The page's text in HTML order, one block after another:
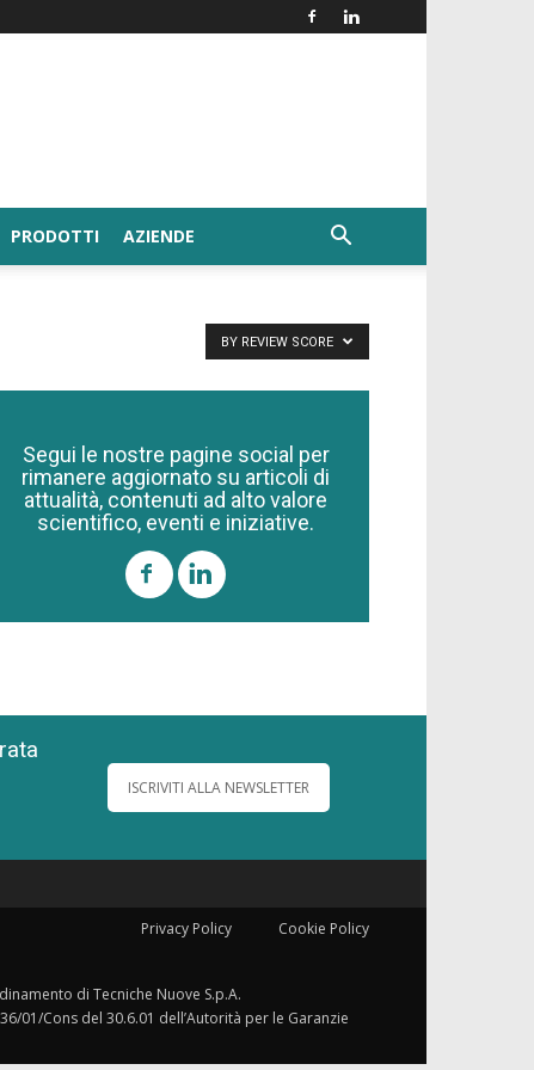
PRODOTTI AZIENDE
BY REVIEW SCORE
Segui le nostre pagine social per
rimanere aggiornato su articoli di
attualità, contenuti ad alto valore
scientifico, eventi e iniziative.
ISCRIVITI ALLA NEWSLETTER
Privacy Policy Cookie Policy
di Tecniche Nuove S.p.A.
01/Cons del 30.6.01 dell’Autorità per le Garanzie